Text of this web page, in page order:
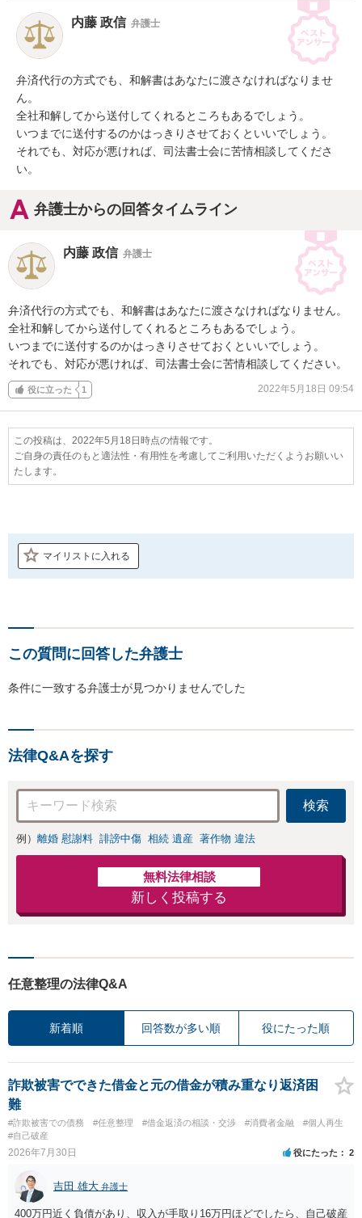
内藤 政信 弁護士
弁済代行の方式でも、和解書はあなたに渡さなければなりませ
ん。
全社和解してから送付してくれるところもあるでしょう。
いつまでに送付するのかはっきりさせておくといいでしょう。
それでも、対応が悪ければ、司法書士会に苦情相談してくださ
い。
弁護士からの回答タイムライン
内藤 政信 弁護士
弁済代行の方式でも、和解書はあなたに渡さなければなりません。
全社和解してから送付してくれるところもあるでしょう。
いつまでに送付するのかはっきりさせておくといいでしょう。
それでも、対応が悪ければ、司法書士会に苦情相談してください。
役に立った 1 2022年5月18日 09:54
この投稿は、2022年5月18日時点の情報です。
ご自身の責任のもと適法性・有用性を考慮してご利用いただくようお願いい
たします。
マイリストに入れる
この質問に回答した弁護士
条件に一致する弁護士が見つかりませんでした
法律Q&Aを探す
検索
例） 離婚 慰謝料 誹謗中傷 相続 遺産 著作物 違法
無料法律相談
新しく投稿する
任意整理の法律Q&A
新着順 回答数が多い順 役にたった順
詐欺被害でできた借金と元の借金が積み重なり返済困
難
#詐欺被害での債務 #任意整理 #借金返済の相談・交渉 #消費者金融
#個人再生
#自己破産
2026年7月30日 役にたった 2
吉田 雄大 弁護士
400万円近く負債があり、収入が手取り16万円ほどでしたら、自己破産